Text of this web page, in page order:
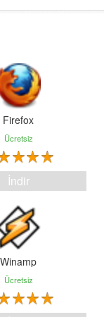
Firefox
Ücretsiz
İndir
Winamp
Ücretsiz